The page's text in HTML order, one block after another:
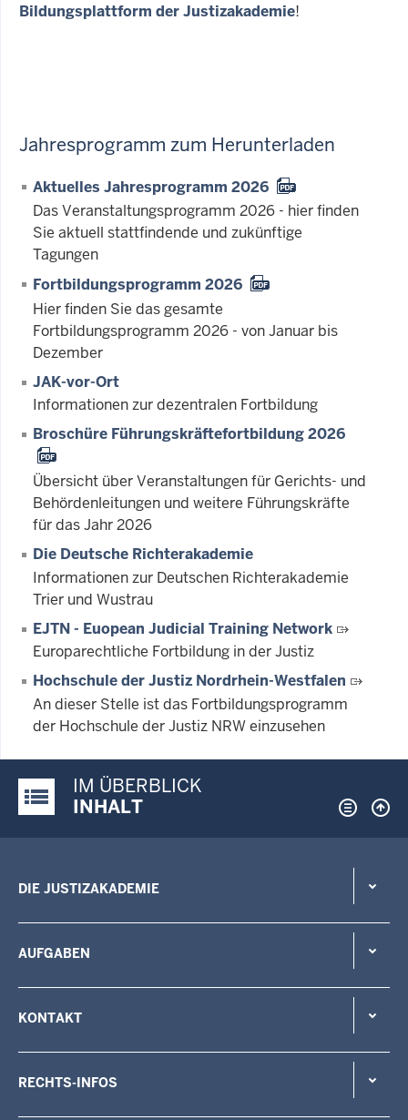
Bildungsplattform der Justizakademie!
Jahresprogramm zum Herunterladen
Aktuelles Jahresprogramm 2026
Das Veranstaltungsprogramm 2026 - hier finden
Sie aktuell stattfindende und zukünftige
Tagungen
Fortbildungsprogramm 2026
Hier finden Sie das gesamte
Fortbildungsprogramm 2026 - von Januar bis
Dezember
JAK-vor-Ort
Informationen zur dezentralen Fortbildung
Broschüre Führungskräftefortbildung 2026
Übersicht über Veranstaltungen für Gerichts- und
Behördenleitungen und weitere Führungskräfte
für das Jahr 2026
Die Deutsche Richterakademie
Informationen zur Deutschen Richterakademie
Trier und Wustrau
EJTN - Euopean Judicial Training Network
Europarechtliche Fortbildung in der Justiz
Hochschule der Justiz Nordrhein-Westfalen
An dieser Stelle ist das Fortbildungsprogramm
der Hochschule der Justiz NRW einzusehen
Justiz-Portal im Überblick:
IM ÜBERBLICK
INHALT
DIE JUSTIZAKADEMIE
AUFGABEN
KONTAKT
RECHTS-INFOS